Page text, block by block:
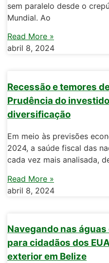
sem paralelo desde o
Mundial. Ao
Read More »
abril 8, 2024
Recessão e temores
Prudência do
diversificação
Em meio às previsões
2024, a saúde fiscal das
cada vez mais analisada,
Read More »
abril 8, 2024
Navegando nas águas
para cidadãos dos
exterior em Belize